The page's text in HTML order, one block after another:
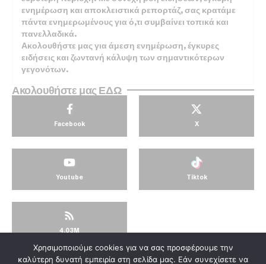
ενημέρωση και αποκλειστικά ρεπορτάζ, σας κρατάμε
πάντα ενημερωμένους για ό,τι συμβαίνει τοπικά και
πανελλαδικά.
Ακολουθήστε μας για άμεση ενημέρωση, έγκυρες
ειδήσεις και ζωντανή κάλυψη των σημαντικότερων
γεγονότων.
Ακολουθήστε μας ΕΔΩ
Facebook X
Youtube Tiktok
4.03M
© KorinthosTV @2025
Χρησιμοποιούμε cookies για να σας προσφέρουμε την
καλύτερη δυνατή εμπειρία στη σελίδα μας. Εάν συνεχίσετε να